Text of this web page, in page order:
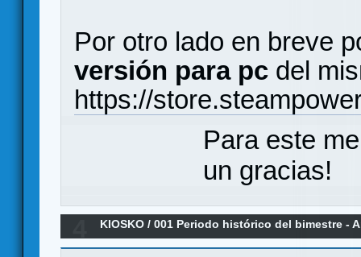
Por otro lado en breve
versión para pc del
https://
Para este
un gracias!
KIOSKO /001 Periodo histórico del bimestre -